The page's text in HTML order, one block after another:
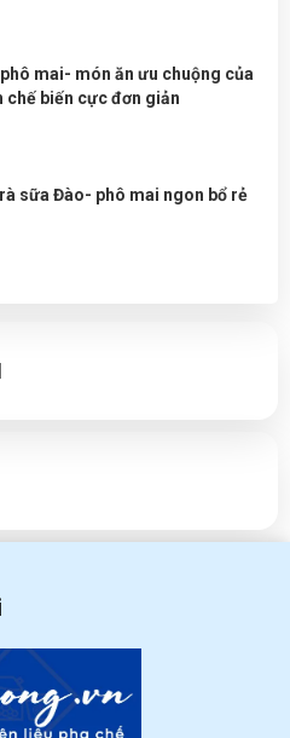
mai- món ăn ưu chuộng của
chế biến cực đơn giản
sữa Đào- phô mai ngon bổ rẻ